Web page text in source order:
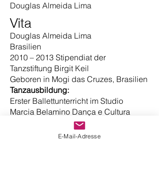
Douglas Almeida Lima
Vita
Douglas Almeida Lima
Brasilien
2010 – 2013 Stipendiat der
Tanzstiftung Birgit Keil
Geboren in Mogi das Cruzes, Brasilien
Tanzausbildung:
Erster Ballettunterricht im Studio
Marcia Belamino Dança e Cultura
2010 – 2013 Studium an der Akademie
des Tanzes Mannheim als Stipendiat
E-Mail-Adresse